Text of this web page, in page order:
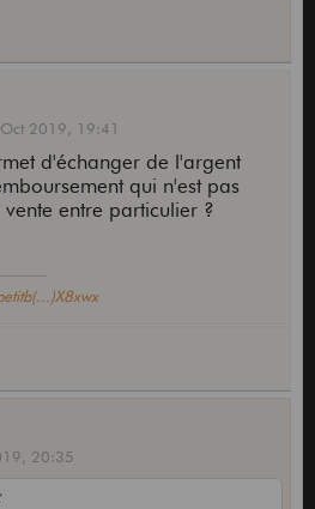
2019, 19:41
d'échanger de l'argent
qui n'est pas
entre particulier ?
20:35